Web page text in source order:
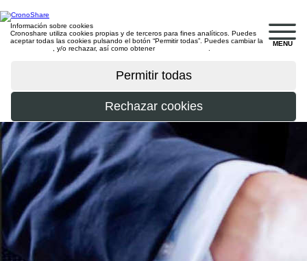
MENU
Información sobre cookies
Cronoshare utiliza cookies propias y de terceros para fines analíticos. Puedes
aceptar todas las cookies pulsando el botón “Permitir todas”. Puedes cambiar la
, y/o rechazar, así como obtener